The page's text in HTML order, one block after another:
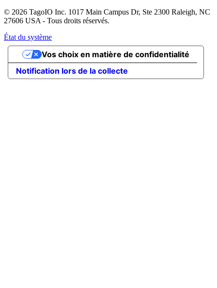
© 2026 TagoIO Inc. 1017 Main Campus Dr, Ste 2300 Raleigh, NC
27606 USA - Tous droits réservés.
État du système
Notification lors de la collecte
Vos choix en matière de confidentialité